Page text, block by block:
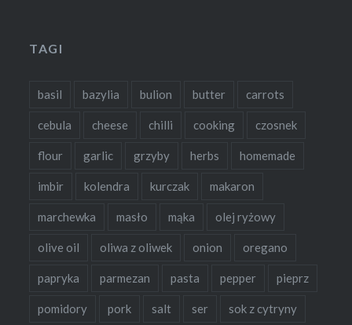
TAGI
basil bazylia bulion butter carrots
cebula cheese chilli cooking czosnek
flour garlic grzyby herbs homemade
imbir kolendra kurczak makaron
marchewka masło mąka olej ryżowy
olive oil oliwa z oliwek onion oregano
papryka parmezan pasta pepper pieprz
pomidory pork salt ser sok z cytryny